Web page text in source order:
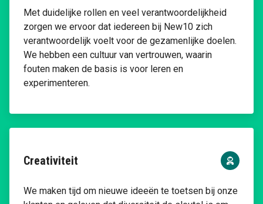
Met duidelijke rollen en veel verantwoordelijkheid
zorgen we ervoor dat iedereen bij New10 zich
verantwoordelijk voelt voor de gezamenlijke doelen.
We hebben een cultuur van vertrouwen, waarin
fouten maken de basis is voor leren en
experimenteren.
Creativiteit
We maken tijd om nieuwe ideeën te toetsen bij onze